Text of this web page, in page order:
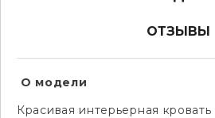
ОТЗЫВЫ
О модели
Красивая интерьерная кровать